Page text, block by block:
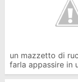
un mazzetto di
farla appassire in